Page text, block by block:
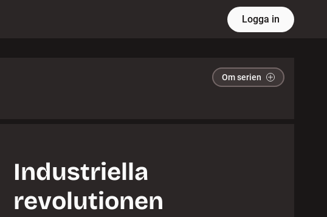
Logga in
Om serien
Industriella
revolutionen